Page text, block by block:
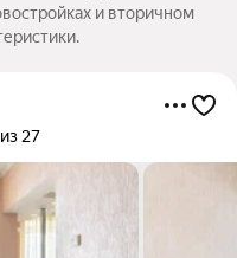
и вторичном
27